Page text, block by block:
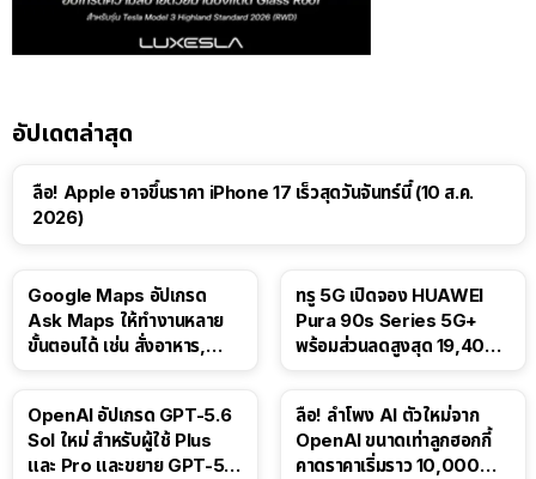
อัปเดตล่าสุด
ลือ! Apple อาจขึ้นราคา iPhone 17 เร็วสุดวันจันทร์นี้ (10 ส.ค.
2026)
Google Maps อัปเกรด
Ask Maps ให้ทำงานหลาย
ขั้นตอนได้ เช่น สั่งอาหาร,
ทรู 5G เปิดจอง HUAWEI
Pura 90s Series 5G+
พร้อมส่วนลดสูงสุด 19,400
OpenAI อัปเกรด GPT-5.6
Sol ใหม่ สำหรับผู้ใช้ Plus
และ Pro และขยาย GPT-5.6
ลือ! ลำโพง AI ตัวใหม่จาก
OpenAI ขนาดเท่าลูกฮอกกี้
คาดราคาเริ่มราว 10,000